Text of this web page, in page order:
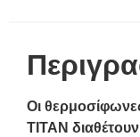
Οι
TITAN